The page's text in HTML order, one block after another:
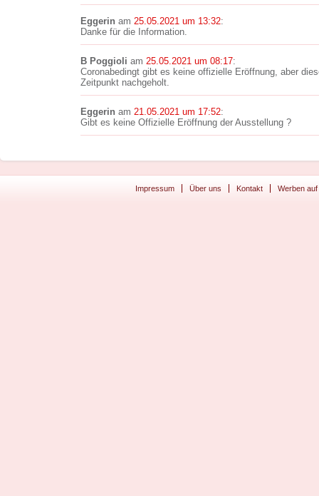
Eggerin am 25.05.2021 um 13:32:
Danke für die Information.
B Poggioli am 25.05.2021 um 08:17:
Coronabedingt gibt es keine offizielle Eröffnung, aber
Zeitpunkt nachgeholt.
Eggerin am 21.05.2021 um 17:52:
Gibt es keine Offizielle Eröffnung der Ausstellung ?
Impressum Über uns Kontakt Werben